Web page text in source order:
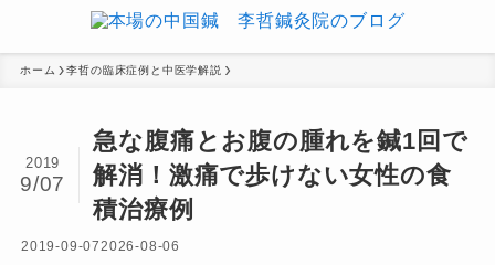
ホーム 李哲の臨床症例と中医学解説
急な腹痛とお腹の腫れを鍼1回で
解消！激痛で歩けない女性の食
積治療例
2019
9/07
2019-09-072026-08-06